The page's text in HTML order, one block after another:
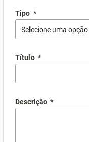
Tipo *
Selecione uma opção
Título *
Descrição *